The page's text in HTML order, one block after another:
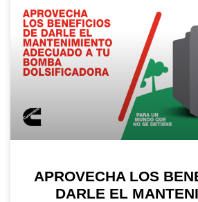
APROVECHA LOS
DARLE EL